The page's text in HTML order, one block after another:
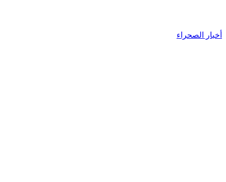
أخبار الصحراء